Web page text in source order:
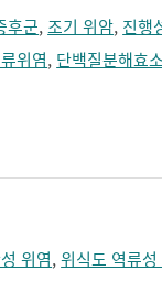
후군,조기 위암, 진행
위염, 단백질분해효소
위염,위식도 역류